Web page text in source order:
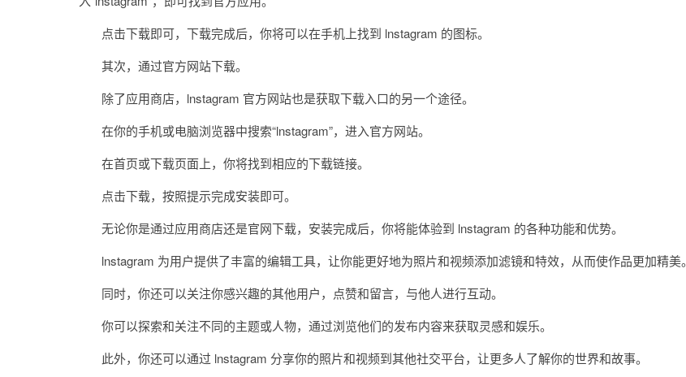
点击下载即可，下载完成后，你将可以在手机上找到 lnstagram 的图标。
其次，通过官方网站下载。
除了应用商店，lnstagram 官方网站也是获取下载入口的另一个途径。
在你的手机或电脑浏览器中搜索“lnstagram”，进入官方网站。
在首页或下载页面上，你将找到相应的下载链接。
点击下载，按照提示完成安装即可。
无论你是通过应用商店还是官网下载，安装完成后，你将能体验到 lnstagram 的各种功能和优势。
lnstagram 为用户提供了丰富的编辑工具，让你能更好地为照片和视频添加滤镜和特效，从而使作品更加精美。
同时，你还可以关注你感兴趣的其他用户，点赞和留言，与他人进行互动。
你可以探索和关注不同的主题或人物，通过浏览他们的发布内容来获取灵感和娱乐。
此外，你还可以通过 lnstagram 分享你的照片和视频到其他社交平台，让更多人了解你的世界和故事。